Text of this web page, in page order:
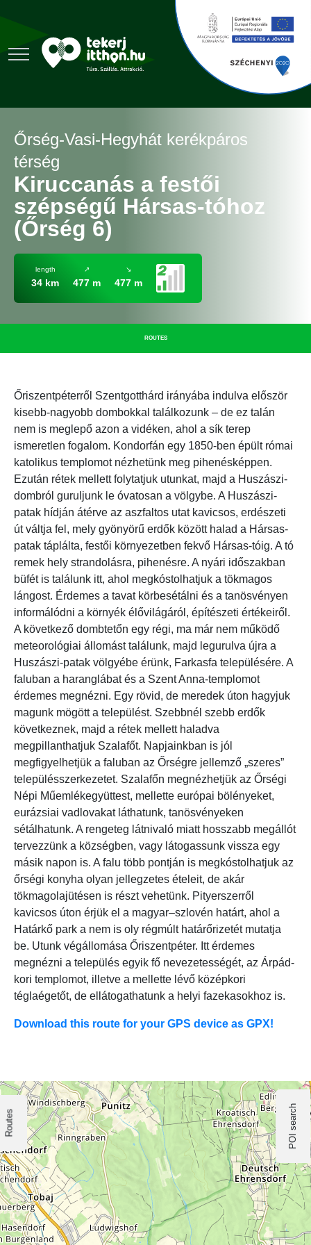
Őrség-Vasi-Hegyhát kerékpáros
térség
Kiruccanás a festői
szépségű Hársas-tóhoz
(Őrség 6)
length
34 km
↗
477 m
↘
477 m
ROUTES
Őriszentpéterről Szentgotthárd irányába indulva először
kisebb-nagyobb dombokkal találkozunk – de ez talán
nem is meglepő azon a vidéken, ahol a sík terep
ismeretlen fogalom. Kondorfán egy 1850-ben épült római
katolikus templomot nézhetünk meg pihenésképpen.
Ezután rétek mellett folytatjuk utunkat, majd a Huszászi-
dombról guruljunk le óvatosan a völgybe. A Huszászi-
patak hídján átérve az aszfaltos utat kavicsos, erdészeti
út váltja fel, mely gyönyörű erdők között halad a Hársas-
patak táplálta, festői környezetben fekvő Hársas-tóig. A tó
remek hely strandolásra, pihenésre. A nyári időszakban
büfét is találunk itt, ahol megkóstolhatjuk a tökmagos
lángost. Érdemes a tavat körbesétálni és a tanösvényen
informálódni a környék élővilágáról, építészeti értékeiről.
A következő dombtetőn egy régi, ma már nem működő
meteorológiai állomást találunk, majd legurulva újra a
Huszászi-patak völgyébe érünk, Farkasfa településére. A
faluban a haranglábat és a Szent Anna-templomot
érdemes megnézni. Egy rövid, de meredek úton hagyjuk
magunk mögött a települést. Szebbnél szebb erdők
következnek, majd a rétek mellett haladva
megpillanthatjuk Szalafőt. Napjainkban is jól
megfigyelhetjük a faluban az Őrségre jellemző „szeres”
településszerkezetet. Szalafőn megnézhetjük az Őrségi
Népi Műemlékegyüttest, mellette európai bölényeket,
eurázsiai vadlovakat láthatunk, tanösvényeken
sétálhatunk. A rengeteg látnivaló miatt hosszabb megállót
tervezzünk a községben, vagy látogassunk vissza egy
másik napon is. A falu több pontján is megkóstolhatjuk az
őrségi konyha olyan jellegzetes ételeit, de akár
tökmagolajütésen is részt vehetünk. Pityerszerről
kavicsos úton érjük el a magyar–szlovén határt, ahol a
Határkő park a nem is oly régmúlt határőrizetét mutatja
be. Utunk végállomása Őriszentpéter. Itt érdemes
megnézni a település egyik fő nevezetességét, az Árpád-
kori templomot, illetve a mellette lévő középkori
téglaégetőt, de ellátogathatunk a helyi fazekasokhoz is.
Download this route for your GPS device as GPX!
Routes POI search